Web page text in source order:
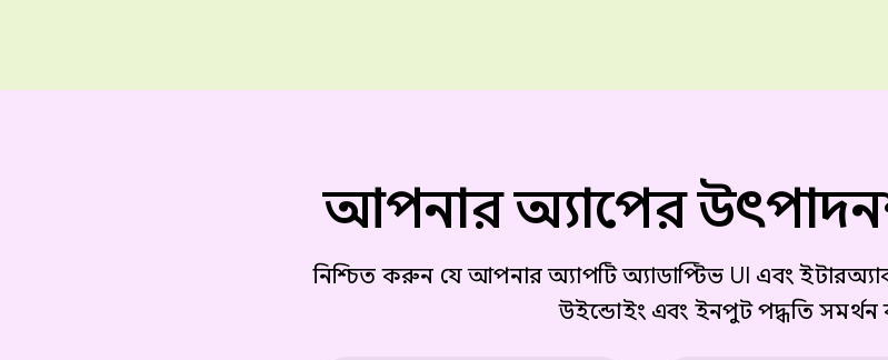
আপনার অ্যাপের
নিশ্চিত করুন যে আপনার অ্যাপটি অ্যাডাপ্টিভ UI এবং
উইন্ডোইং এবং ইনপুট পদ্ধতি সমর্থন